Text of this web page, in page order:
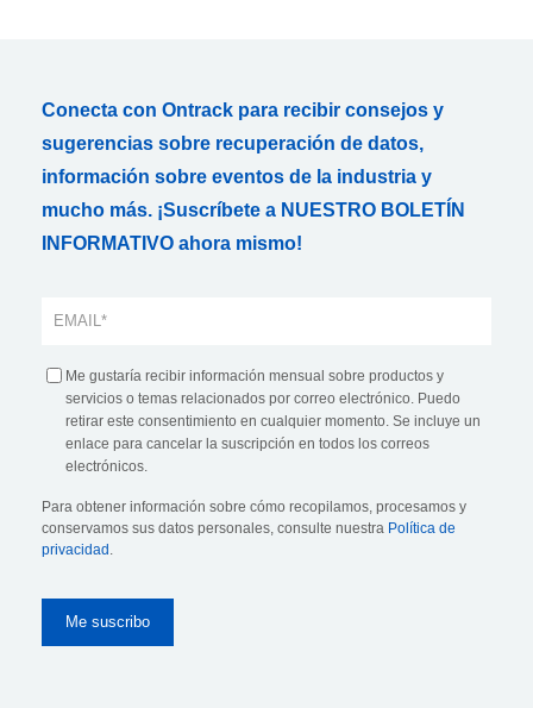
Conecta con Ontrack para recibir consejos y
sugerencias sobre recuperación de datos,
información sobre eventos de la industria y
mucho más. ¡Suscríbete a NUESTRO BOLETÍN
INFORMATIVO ahora mismo!
Me gustaría recibir información mensual sobre productos y
servicios o temas relacionados por correo electrónico. Puedo
retirar este consentimiento en cualquier momento. Se incluye un
enlace para cancelar la suscripción en todos los correos
electrónicos.
Para obtener información sobre cómo recopilamos, procesamos y
conservamos sus datos personales, consulte nuestra Política de
privacidad